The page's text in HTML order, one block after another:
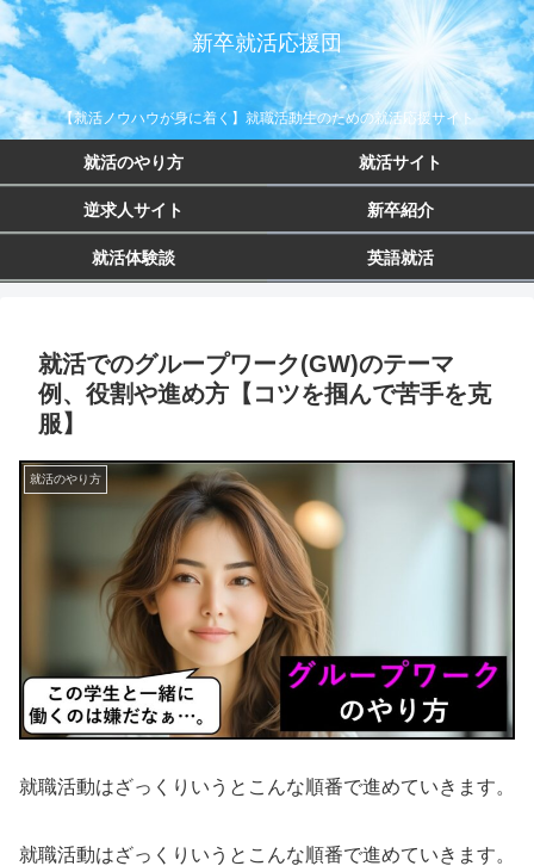
新卒就活応援団
【就活ノウハウが身に着く】就職活動生のための就活応援サイト
就活のやり方 就活サイト
逆求人サイト 新卒紹介
就活体験談 英語就活
就活でのグループワーク(GW)のテーマ
例、役割や進め方【コツを掴んで苦手を克
服】
就活のやり方
就職活動はざっくりいうとこんな順番で進めていきます。
就職活動はざっくりいうとこんな順番で進めていきます。